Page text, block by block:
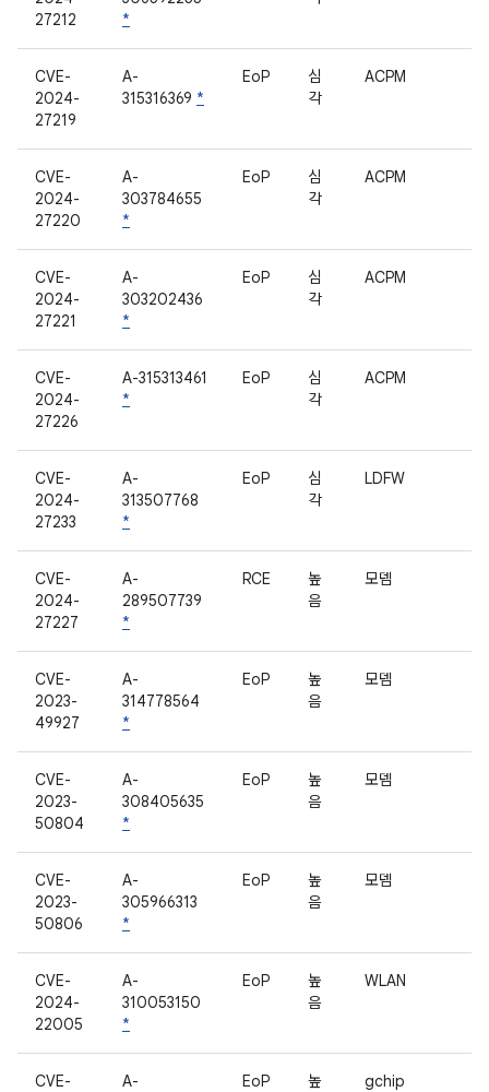
27212
*
CVE-
2024-
27219
A-
315316369 *
EoP
심
각
ACPM
CVE-
2024-
27220
A-
303784655
*
EoP
심
각
ACPM
CVE-
2024-
27221
A-
303202436
*
EoP
심
각
ACPM
CVE-
2024-
27226
A-315313461
*
EoP
심
각
ACPM
CVE-
2024-
27233
A-
313507768
*
EoP
심
각
LDFW
CVE-
2024-
27227
A-
289507739
*
RCE
높
음
모뎀
CVE-
2023-
49927
A-
314778564
*
EoP
높
음
모뎀
CVE-
2023-
50804
A-
308405635
*
EoP
높
음
모뎀
CVE-
2023-
50806
A-
305966313
*
EoP
높
음
모뎀
CVE-
2024-
22005
A-
310053150
*
EoP
높
음
WLAN
CVE-
A-
EoP
높
gchip